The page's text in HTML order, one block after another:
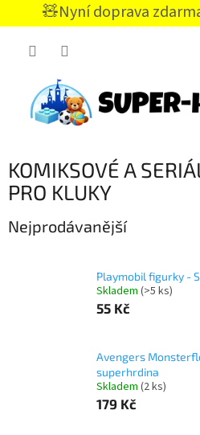
🧸Nyní doprava
CZK
KOMIKSOVÉ A
PRO KLUKY
Nejprodávanější
Playmobil figurky -
Skladem (>5 ks)
55 Kč
Avengers
superhrdina
Skladem (2 ks)
179 Kč